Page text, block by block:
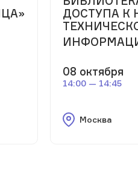
ДОСТУПА К
08 октября
14:00 — 14:45
Москва